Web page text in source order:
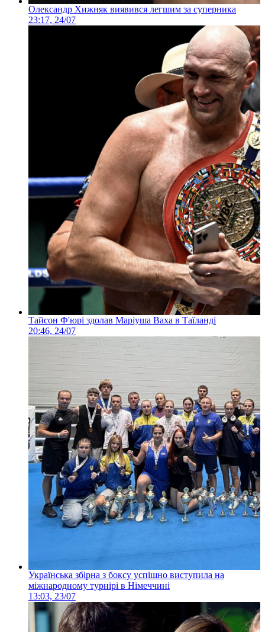
Олександр Хижняк виявився легшим за суперника
23:17, 24/07
Тайсон Ф'юрі здолав Маріуша Ваха в Таїланді
20:46, 24/07
Українська збірна з боксу успішно виступила на
міжнародному турнірі в Німеччині
13:03, 23/07